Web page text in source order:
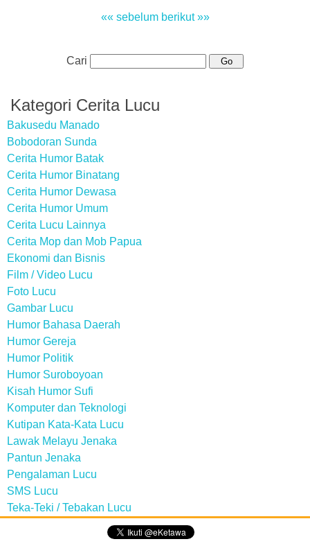
«« sebelum berikut »»
Cari
Kategori Cerita Lucu
Bakusedu Manado
Bobodoran Sunda
Cerita Humor Batak
Cerita Humor Binatang
Cerita Humor Dewasa
Cerita Humor Umum
Cerita Lucu Lainnya
Cerita Mop dan Mob Papua
Ekonomi dan Bisnis
Film / Video Lucu
Foto Lucu
Gambar Lucu
Humor Bahasa Daerah
Humor Gereja
Humor Politik
Humor Suroboyoan
Kisah Humor Sufi
Komputer dan Teknologi
Kutipan Kata-Kata Lucu
Lawak Melayu Jenaka
Pantun Jenaka
Pengalaman Lucu
SMS Lucu
Teka-Teki / Tebakan Lucu